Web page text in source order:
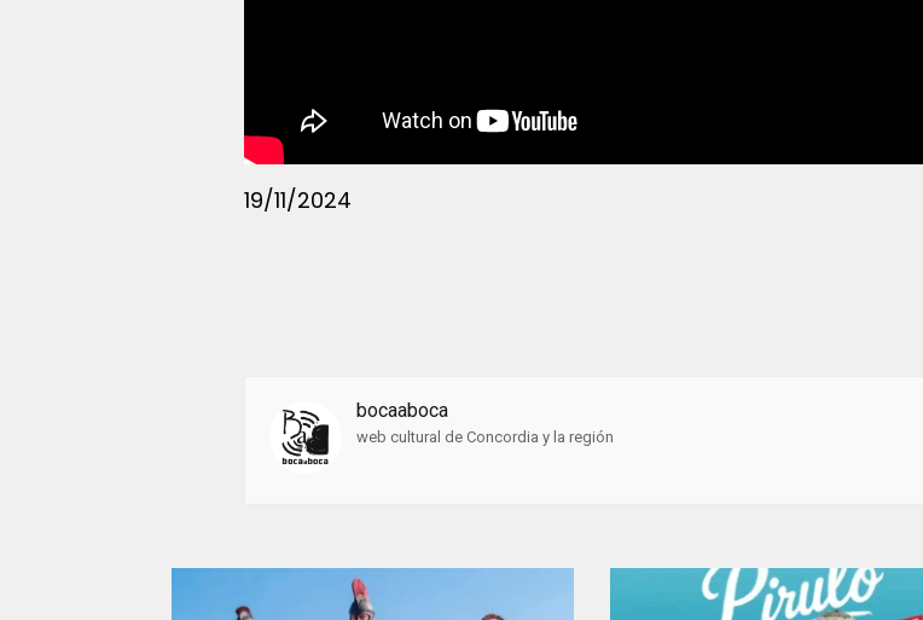
19/11/2024
bocaaboca
web cultural de Concordia y la región